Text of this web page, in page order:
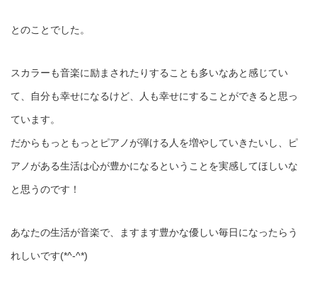
とのことでした。
スカラーも音楽に励まされたりすることも多いなあと感じてい
て、自分も幸せになるけど、人も幸せにすることができると思っ
ています。
だからもっともっとピアノが弾ける人を増やしていきたいし、ピ
アノがある生活は心が豊かになるということを実感してほしいな
と思うのです！
あなたの生活が音楽で、ますます豊かな優しい毎日になったらう
れしいです(*^-^*)